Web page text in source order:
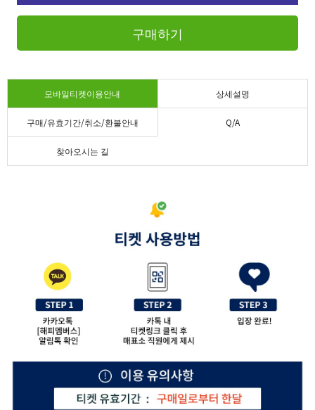
구매하기
모바일티켓이용안내 상세설명
구매/유효기간/취소/환불안내 Q/A
찾아오시는 길